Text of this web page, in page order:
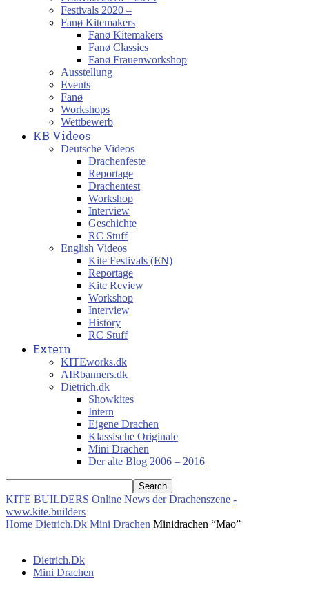
Festivals 2020 –
Fanø Kitemakers
Fanø Kitemakers
Fanø Classics
Fanø Frauenworkshop
Ausstellung
Events
Fanø
Workshops
Wettbewerb
KB Videos
Deutsche Videos
Drachenfeste
Reportage
Drachentest
Workshop
Interview
Geschichte
RC Stuff
English Videos
Kite Festivals (EN)
Reportage
Kite Review
Workshop
Interview
History
RC Stuff
Extern
KITEworks.dk
AIRbanners.dk
Dietrich.dk
Showkites
Intern
Eigene Drachen
Klassische Originale
Mini Drachen
Der alte Blog 2006 – 2016
KITE BUILDERS Online News der Drachenszene -
www.kite.builders
Home Dietrich.Dk Mini Drachen Minidrachen “Mao”
Dietrich.Dk
Mini Drachen